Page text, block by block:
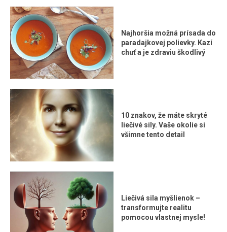
Najhoršia možná prísada do
paradajkovej polievky. Kazí
chuť a je zdraviu škodlivý
10 znakov, že máte skryté
liečivé sily. Vaše okolie si
všimne tento detail
Liečivá sila myšlienok –
transformujte realitu
pomocou vlastnej mysle!